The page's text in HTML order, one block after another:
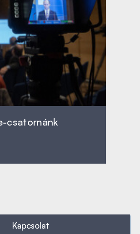
csatornánk
Kapcsolat